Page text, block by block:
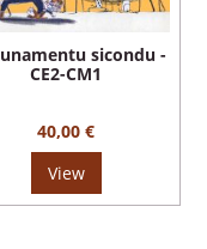
sicondu -
CE2-CM1
40,00 €
View